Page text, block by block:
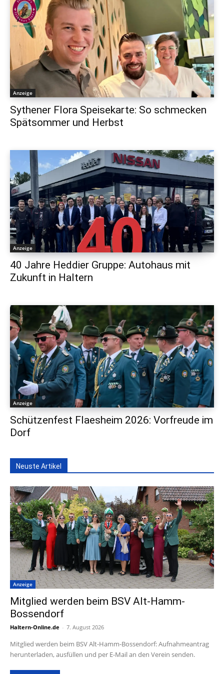
Anzeige
Sythener Flora Speisekarte: So schmecken
Spätsommer und Herbst
Anzeige
40 Jahre Heddier Gruppe: Autohaus mit
Zukunft in Haltern
Anzeige
Schützenfest Flaesheim 2026: Vorfreude im
Dorf
Neuste Artikel
Anzeige
Mitglied werden beim BSV Alt-Hamm-
Bossendorf
Haltern-Online.de - 7. August 2026
Mitglied werden beim BSV Alt-Hamm-Bossendorf: Aufnahmeantrag
herunterladen, ausfüllen und per E-Mail an den Verein senden.